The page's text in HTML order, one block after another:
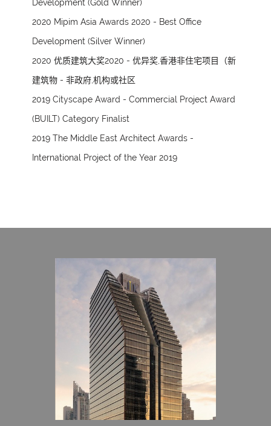
Development (Gold Winner)
2020 Mipim Asia Awards 2020 - Best Office
Development (Silver Winner)
2020 优质建筑大奖2020 - 优异奖,香港非住宅项目（新
建筑物 - 非政府,机构或社区
2019 Cityscape Award - Commercial Project Award
(BUILT) Category Finalist
2019 The Middle East Architect Awards -
International Project of the Year 2019